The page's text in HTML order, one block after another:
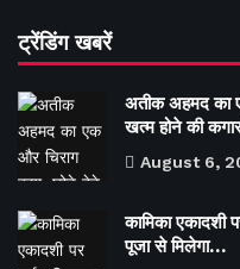
ट्रेंडिंग खबरें
अतीक अहमद का
खत्म होने की
August 6,
कामिका एकादशी
पूजा से मिलेगा…